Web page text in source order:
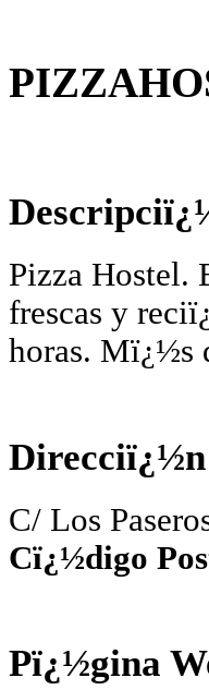
Pizza Hostel.
frescas y
horas. Mï¿½s
Direcciï¿½n
C/ Los
Cï¿½digo
Pï¿½gina